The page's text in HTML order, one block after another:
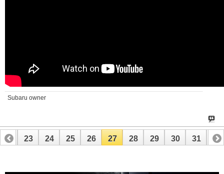
Subaru owner
22 23 24 25 26 27 28 29 30 31 32